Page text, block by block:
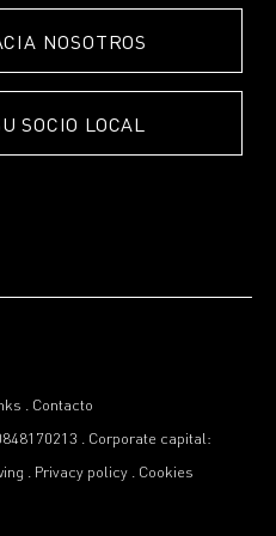
NOSOTROS
SOCIO LOCAL
. Contacto
. Corporate capital:
. Privacy policy . Cookies